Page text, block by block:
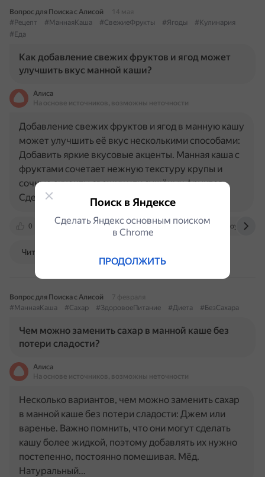
Вопрос для Поиска с Алисой
14 мая
#Рецепт
#МаннаяКаша #СвежиеФрукты #Ягоды
#Кулинария
#Еда
Как добавление свежих фруктов и ягод может
улучшить вкус манной каши?
Алиса
На основе источников, возможны неточности
0 ovkuse.ru lefood.menu
Добавление свежих фруктов и ягод в манную кашу
может улучшить её вкус несколькими способами:
Добавить яркие вкусовые акценты. Манная каша с
фруктами сочетает нежную текстуру крупы и
сочные акценты свежих или сушёных фруктов.
Сделать кашу…
Читать далее
Вопрос для Поиска с Алисой
7 февраля
#МаннаяКаша
#Сахар #ЗдоровоеПитание #Диета #БезСахара
Чем можно заменить сахар в манной каше без
потери сладости?
Алиса
На основе источников, возможны неточности
Несколько вариантов, чем можно заменить сахар
в манной каше без потери сладости: Джем или
варенье. Важно помнить, что они могут сделать
кашу более жидкой, поэтому добавлять их нужно
постепенно, постоянно помешивая. Мёд.
Натуральный…
Поиск в Яндексе
Сделать Яндекс основным поиском
в Сhrome
ПРОДОЛЖИТЬ